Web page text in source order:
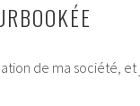
de ma société,